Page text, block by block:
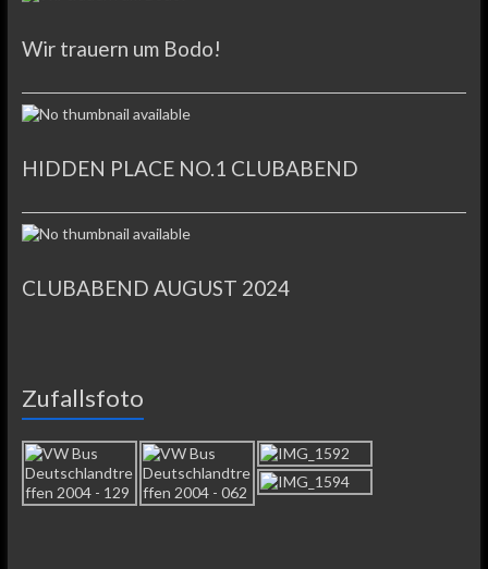
Wir trauern um Bodo!
HIDDEN PLACE NO.1 CLUBABEND
CLUBABEND AUGUST 2024
Zufallsfoto